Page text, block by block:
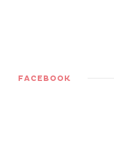
FACEBOOK